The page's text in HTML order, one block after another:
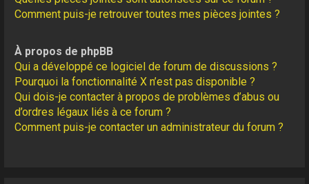
Comment puis-je retrouver toutes mes pièces jointes ?
À propos de phpBB
Qui a développé ce logiciel de forum de discussions ?
Pourquoi la fonctionnalité X n’est pas disponible ?
Qui dois-je contacter à propos de problèmes d’abus ou
d’ordres légaux liés à ce forum ?
Comment puis-je contacter un administrateur du forum ?